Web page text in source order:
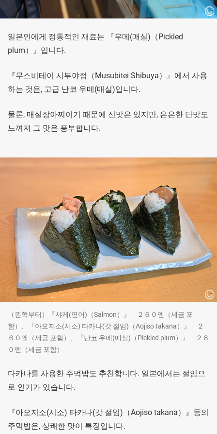
일본인에게 정통적인 재료는 『우메(매실)（Pickled
plum）』입니다.
『무스비테이 시부야점（Musubitei Shibuya）』에서 사용
하는 것은, 고급 난코 우메(매실)입니다.
물론, 매실장아찌이기 때문에 신맛은 있지만, 은은한 단맛도
느껴져 그 맛은 풍부합니다.
（왼쪽부터）『샤케(연어)（Salmon）』 ２６０엔（세금 포
함）、『아오지소(시소) 타카나(갓 절임)（Aojiso takana）』 ２
６０엔（세금 포함）、『난코 우메(매실)（Pickled plum）』 ２８
０엔（세금 포함）
다카나를 사용한 주먹밥도 추천합니다. 일본에서는 절임으
로 인기가 있습니다.
『아오지소(시소) 타카나(갓 절임)（Aojiso takana）』등의
주먹밥은, 상쾌한 맛이 특징입니다.